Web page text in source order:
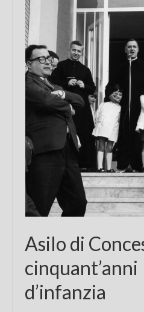
Chi sono
FAQ
Contatti
Asilo di
cinquant’anni
d’infanzia